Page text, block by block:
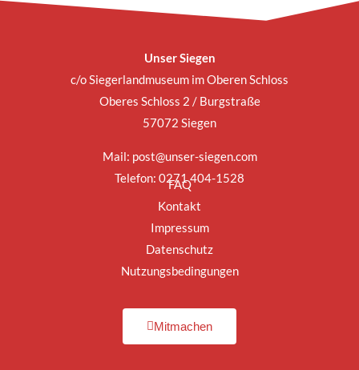
Unser Siegen
c/o Siegerlandmuseum im Oberen Schloss
Oberes Schloss 2 / Burgstraße
57072 Siegen
Mail: post@unser-siegen.com
Telefon: 0271 404-1528
FAQ
Kontakt
Impressum
Datenschutz
Nutzungsbedingungen
Mitmachen